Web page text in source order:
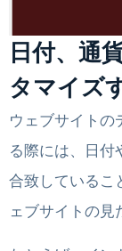
日付、通
タマイズ
ウェブサイトの
る際には、日付
合致しているこ
ェブサイトの見